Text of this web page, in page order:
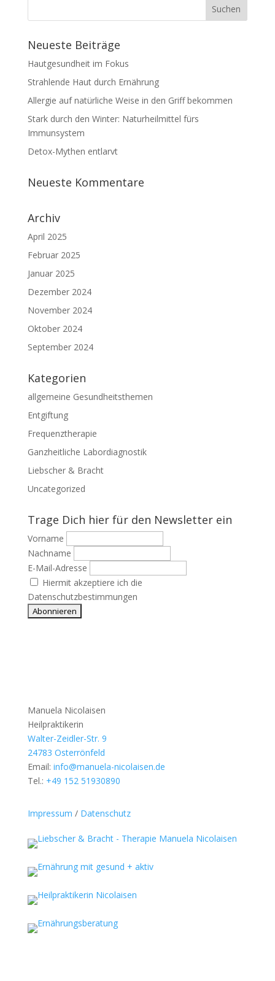
Neueste Beiträge
Hautgesundheit im Fokus
Strahlende Haut durch Ernährung
Allergie auf natürliche Weise in den Griff bekommen
Stark durch den Winter: Naturheilmittel fürs
Immunsystem
Detox-Mythen entlarvt
Neueste Kommentare
Archiv
April 2025
Februar 2025
Januar 2025
Dezember 2024
November 2024
Oktober 2024
September 2024
Kategorien
allgemeine Gesundheitsthemen
Entgiftung
Frequenztherapie
Ganzheitliche Labordiagnostik
Liebscher & Bracht
Uncategorized
Trage Dich hier für den Newsletter ein
Vorname
Nachname
E-Mail-Adresse
Hiermit akzeptiere ich die
Datenschutzbestimmungen
Manuela Nicolaisen
Heilpraktikerin
Walter-Zeidler-Str. 9
24783 Osterrönfeld
Email: info@manuela-nicolaisen.de
Tel.: +49 152 51930890
Impressum / Datenschutz